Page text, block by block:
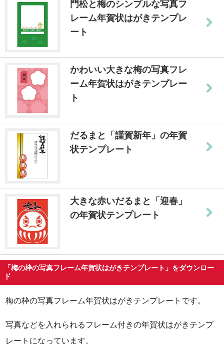
門松と梅のシンプルな写真フ
レーム年賀状はがきテンプレ
ート
かわいい大きな梅の写真フレ
ーム年賀状はがきテンプレー
ト
だるまと「謹賀新年」の年賀
状テンプレート
大きな赤いだるまと「迎春」
の年賀状テンプレート
「梅の枠の写真フレーム年賀状はがきテンプレート」をダウンロー
ド
梅の枠の写真フレーム年賀状はがきテンプレートです。
写真などを入れられるフレーム付きの年賀状はがきテンプ
レートになっています。